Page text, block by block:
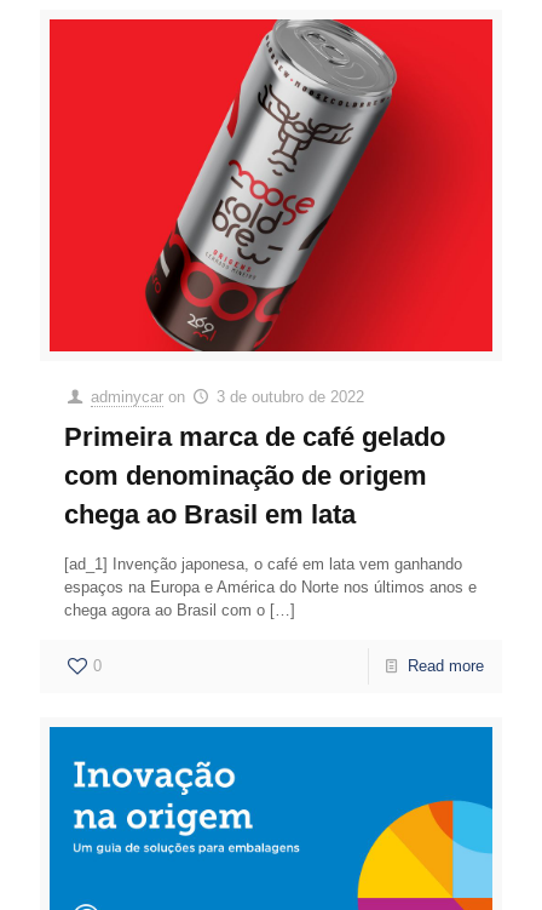
adminycar on 3 de outubro de 2022
Primeira marca de café gelado
com denominação de origem
chega ao Brasil em lata
[ad_1] Invenção japonesa, o café em lata vem ganhando
espaços na Europa e América do Norte nos últimos anos e
chega agora ao Brasil com o […]
0 Read more